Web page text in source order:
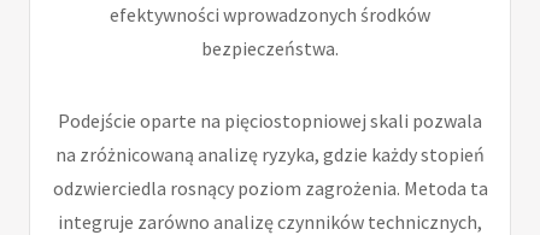
efektywności wprowadzonych środków
bezpieczeństwa.
Podejście oparte na pięciostopniowej skali pozwala
na zróżnicowaną analizę ryzyka, gdzie każdy stopień
odzwierciedla rosnący poziom zagrożenia. Metoda ta
integruje zarówno analizę czynników technicznych,